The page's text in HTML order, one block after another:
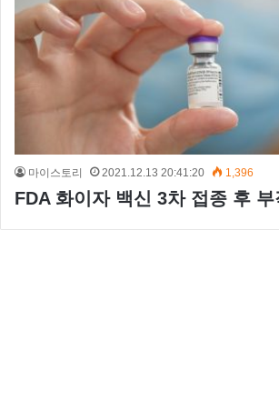
마이스토리 2021.12.13 20:41:20 1,396
FDA 화이자 백신 3차 접종 후 부